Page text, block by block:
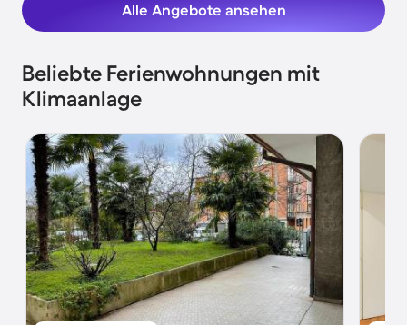
Alle Angebote ansehen
Beliebte Ferienwohnungen mit
Klimaanlage